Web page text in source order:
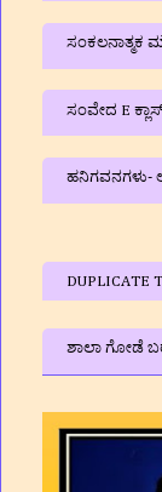
ಸಂಕಲನಾತ್ಮಕ
ಸಂವೇದ E
ಹನಿಗವನಗಳು-
DUPLICATE
ಶಾಲಾ ಗೋಡೆ